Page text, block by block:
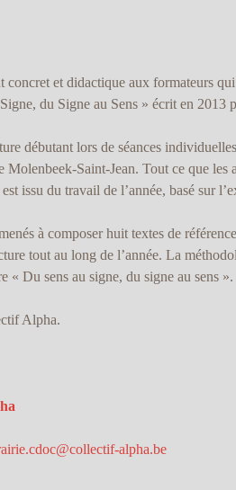
et didactique aux formateurs
du Signe au Sens » écrit en 2013
débutant lors de séances
Saint-Jean. Tout ce que les
issu du travail de l’année, basé sur
à composer huit textes de
tout au long de l’année. La
Du sens au signe, du signe au sens ».
Alpha.
alpha.be